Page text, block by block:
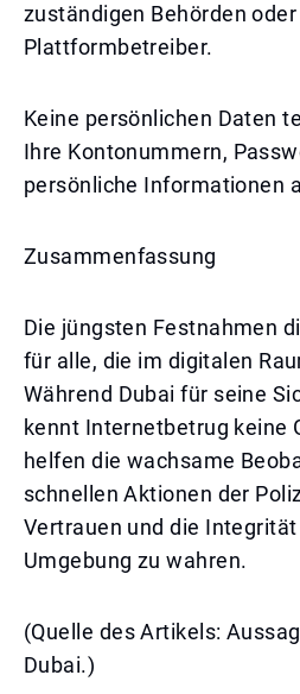
zuständigen Behörden
Plattformbetreiber.
Keine persönlichen Daten
Ihre Kontonummern,
persönliche Informationen
Zusammenfassung
Die jüngsten Festnahmen
für alle, die im digitalen
Während Dubai für seine
kennt Internetbetrug keine
helfen die wachsame
schnellen Aktionen der
Vertrauen und die
Umgebung zu wahren.
(Quelle des Artikels:
Dubai.)